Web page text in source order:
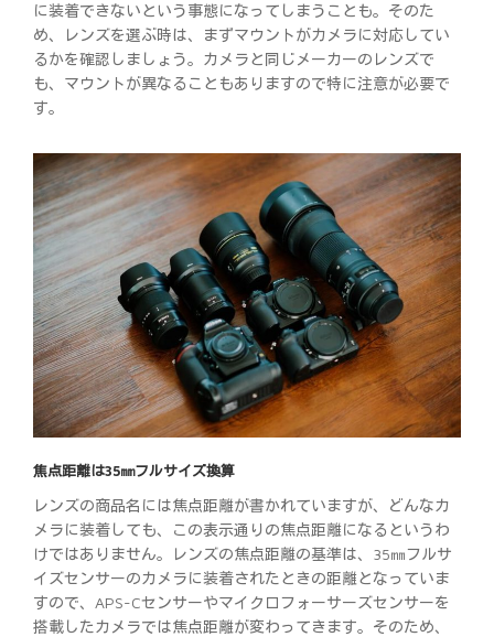
に装着できないという事態になってしまうことも。そのた
め、レンズを選ぶ時は、まずマウントがカメラに対応してい
るかを確認しましょう。カメラと同じメーカーのレンズで
も、マウントが異なることもありますので特に注意が必要で
す。
焦点距離は35㎜フルサイズ換算
レンズの商品名には焦点距離が書かれていますが、どんなカ
メラに装着しても、この表示通りの焦点距離になるというわ
けではありません。レンズの焦点距離の基準は、35㎜フルサ
イズセンサーのカメラに装着されたときの距離となっていま
すので、APS-Cセンサーやマイクロフォーサーズセンサーを
搭載したカメラでは焦点距離が変わってきます。そのため、